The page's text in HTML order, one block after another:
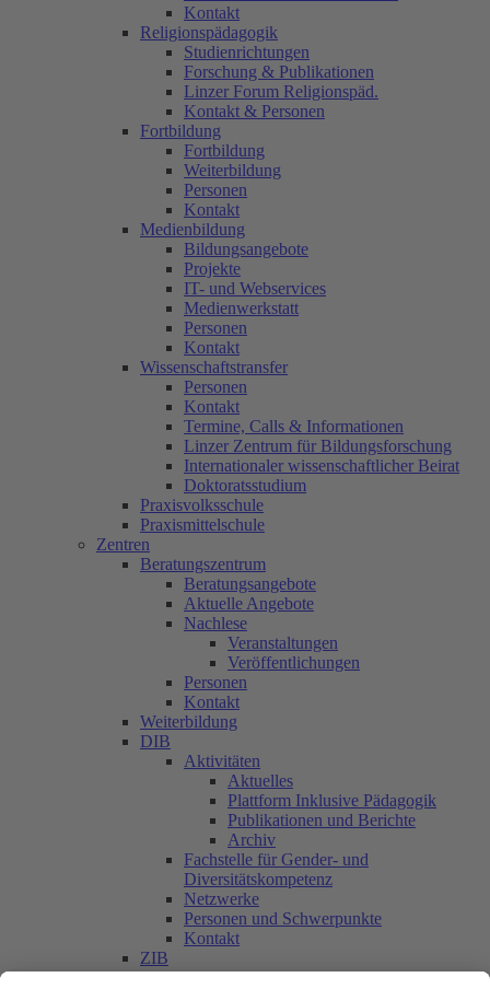
Kontakt
Religionspädagogik
Studienrichtungen
Forschung & Publikationen
Linzer Forum Religionspäd.
Kontakt & Personen
Fortbildung
Fortbildung
Weiterbildung
Personen
Kontakt
Medienbildung
Bildungsangebote
Projekte
IT- und Webservices
Medienwerkstatt
Personen
Kontakt
Wissenschaftstransfer
Personen
Kontakt
Termine, Calls & Informationen
Linzer Zentrum für Bildungsforschung
Internationaler wissenschaftlicher Beirat
Doktoratsstudium
Praxisvolksschule
Praxismittelschule
Zentren
Beratungszentrum
Beratungsangebote
Aktuelle Angebote
Nachlese
Veranstaltungen
Veröffentlichungen
Personen
Kontakt
Weiterbildung
DIB
Aktivitäten
Aktuelles
Plattform Inklusive Pädagogik
Publikationen und Berichte
Archiv
Fachstelle für Gender- und
Diversitätskompetenz
Netzwerke
Personen und Schwerpunkte
Kontakt
ZIB
Päd. Praktische Studien